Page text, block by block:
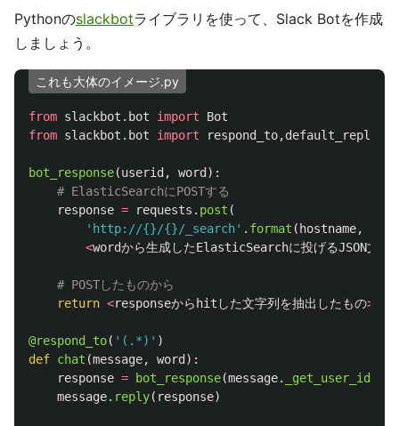
Pythonのslackbotライブラリを使って、Slack Botを作成
しましょう。
これも大体のイメージ.py
from slackbot.bot import
Bot
from slackbot.bot import respond_to,default_reply
bot_response(userid , word ):
response = requests . post (
' http://{}/{}/_search' . format ( hostname,
<wordから生成したElasticSearchに投げるJSON文字
return <responseからhitした文字列を抽出したもの>
@respond_to( ' (.*) ' )
def chat (message, word ):
response = bot_response(message. _get_user_id
message. reply( response)